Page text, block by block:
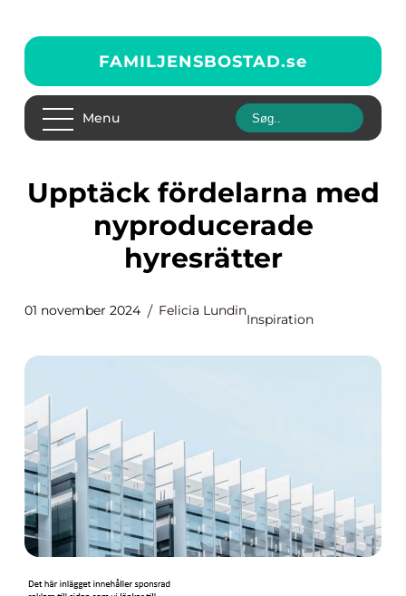
FAMILJENSBOSTAD.se
Menu
Upptäck fördelarna med
nyproducerade
hyresrätter
01 november 2024 Felicia Lundin
Inspiration